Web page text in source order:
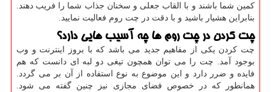
کمین شما باشند و با القاب جعلی و سخنان جذاب شما را فریب دهند.
بنابراین هشیار باشید و با دقت در چت روم فعالیت نمایید
چت کردن در چت روم ها چه آسیب هایی دارد؟
چت کردن یکی از مفاهیم جدید می باشد که با بروز اینترنت و وب
بوجود آمد. چت را می توان همچون تیغی دو لبه ای دانست که هم
فایده و ضرر دارد و این موضوع به نوع استفاده از آن بر می گردد.
همانطور که در خصوص فضای مجازی نیز چنین گفته می شود.